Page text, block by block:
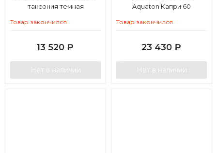
таксония темная
Товар закончился
13 520 ₽
Нет в наличии
Aquaton Капри 60
Товар закончился
23 430 ₽
Нет в наличии